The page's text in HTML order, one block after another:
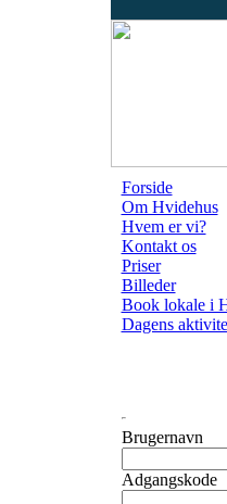
Forside
Om Hvidehus
Hvem er vi?
Kontakt os
Priser
Billeder
Book lokale i
Dagens
Brugernavn
Adgangskode